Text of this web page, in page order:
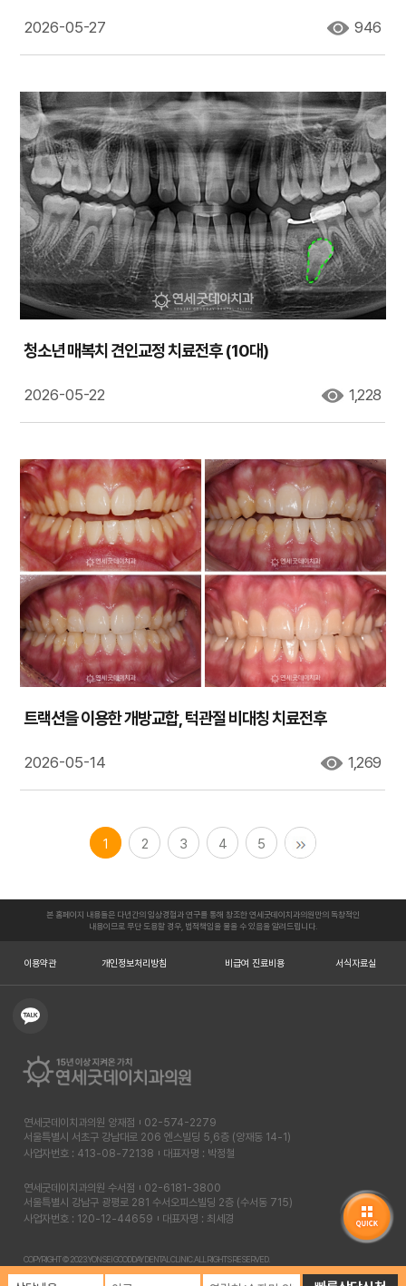
2026-05-27 946
청소년 매복치 견인교정 치료전후 (10대)
2026-05-22 1,228
트랙션을 이용한 개방교합, 턱관절 비대칭 치료전후
2026-05-14 1,269
1 2 3 4 5
본 홈페이지 내용들은 다년간의 임상경험과 연구를 통해 창조한 연세굿데이치과의원만의 독창적인
내용이므로 무단 도용할 경우, 법적책임을 물을 수 있음을 알려드립니다.
이용약관 개인정보처리방침 비급여 진료비용 서식자료실
연세굿데이치과의원 양재점
02-574-2279
서울특별시 서초구 강남대로 206 엔스빌딩 5,6층 (양재동 14-1)
사업자번호 : 413-08-72138
대표자명 : 박정철
연세굿데이치과의원 수서점
02-6181-3800
서울특별시 강남구 광평로 281 수서오피스빌딩 2층 (수서동 715)
사업자번호 : 120-12-44659
대표자명 : 최세경
COPYRIGHT © 2023. YONSEI GOODDAY DENTAL CLINIC. ALL RIGHTS RESERVED.